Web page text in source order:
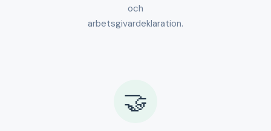
och
arbetsgivardeklaration.
🤝